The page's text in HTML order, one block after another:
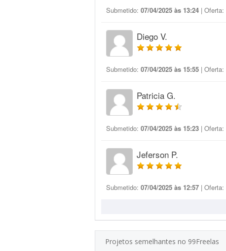
Submetido: 07/04/2025 às 13:24 | Oferta:
Diego V.
Submetido: 07/04/2025 às 15:55 | Oferta:
Patricia G.
Submetido: 07/04/2025 às 15:23 | Oferta:
Jeferson P.
Submetido: 07/04/2025 às 12:57 | Oferta:
Projetos semelhantes no 99Freelas